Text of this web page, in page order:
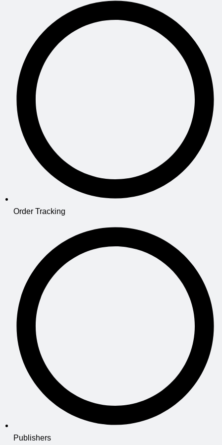
Order Tracking
Publishers